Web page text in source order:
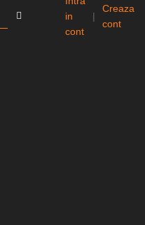
in
cont
|
Creaza
cont